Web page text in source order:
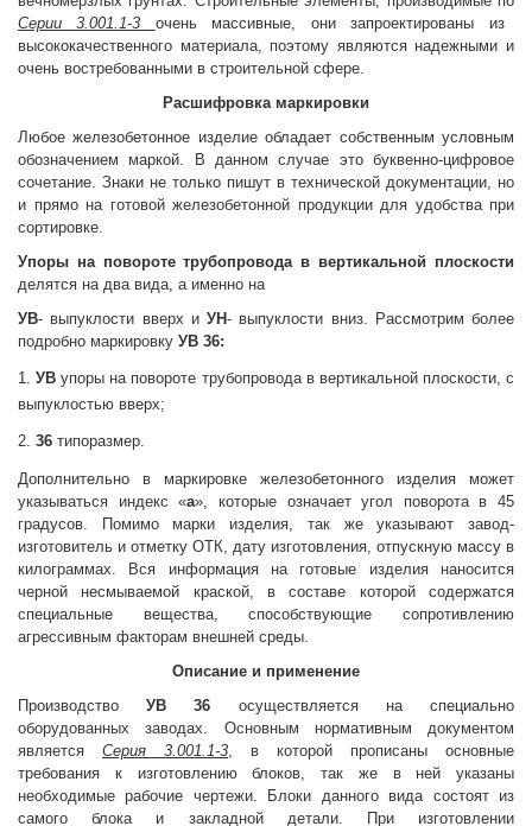
Серии 3.001.1-3 очень массивные, они запроектированы из
высококачественного материала, поэтому являются надежными и
очень востребованными в строительной сфере.
Расшифровка маркировки
Любое железобетонное изделие обладает собственным условным
обозначением маркой. В данном случае это буквенно-цифровое
сочетание. Знаки не только пишут в технической документации, но
и прямо на готовой железобетонной продукции для удобства при
сортировке.
Упоры на повороте трубопровода в вертикальной плоскости
делятся на два вида, а именно на
УВ- выпуклости вверх и УН- выпуклости вниз. Рассмотрим более
подробно маркировку УВ 36:
1. УВ упоры на повороте трубопровода в вертикальной плоскости, с
выпуклостью вверх;
2. 36 типоразмер.
Дополнительно в маркировке железобетонного изделия может
указываться индекс «а», которые означает угол поворота в 45
градусов. Помимо марки изделия, так же указывают завод-
изготовитель и отметку ОТК, дату изготовления, отпускную массу в
килограммах. Вся информация на готовые изделия наносится
черной несмываемой краской, в составе которой содержатся
специальные вещества, способствующие сопротивлению
агрессивным факторам внешней среды.
Описание и применение
Производство УВ 36 осуществляется на специально
оборудованных заводах. Основным нормативным документом
является Серия 3.001.1-3, в которой прописаны основные
требования к изготовлению блоков, так же в ней указаны
необходимые рабочие чертежи. Блоки данного вида состоят из
самого блока и закладной детали. При изготовлении